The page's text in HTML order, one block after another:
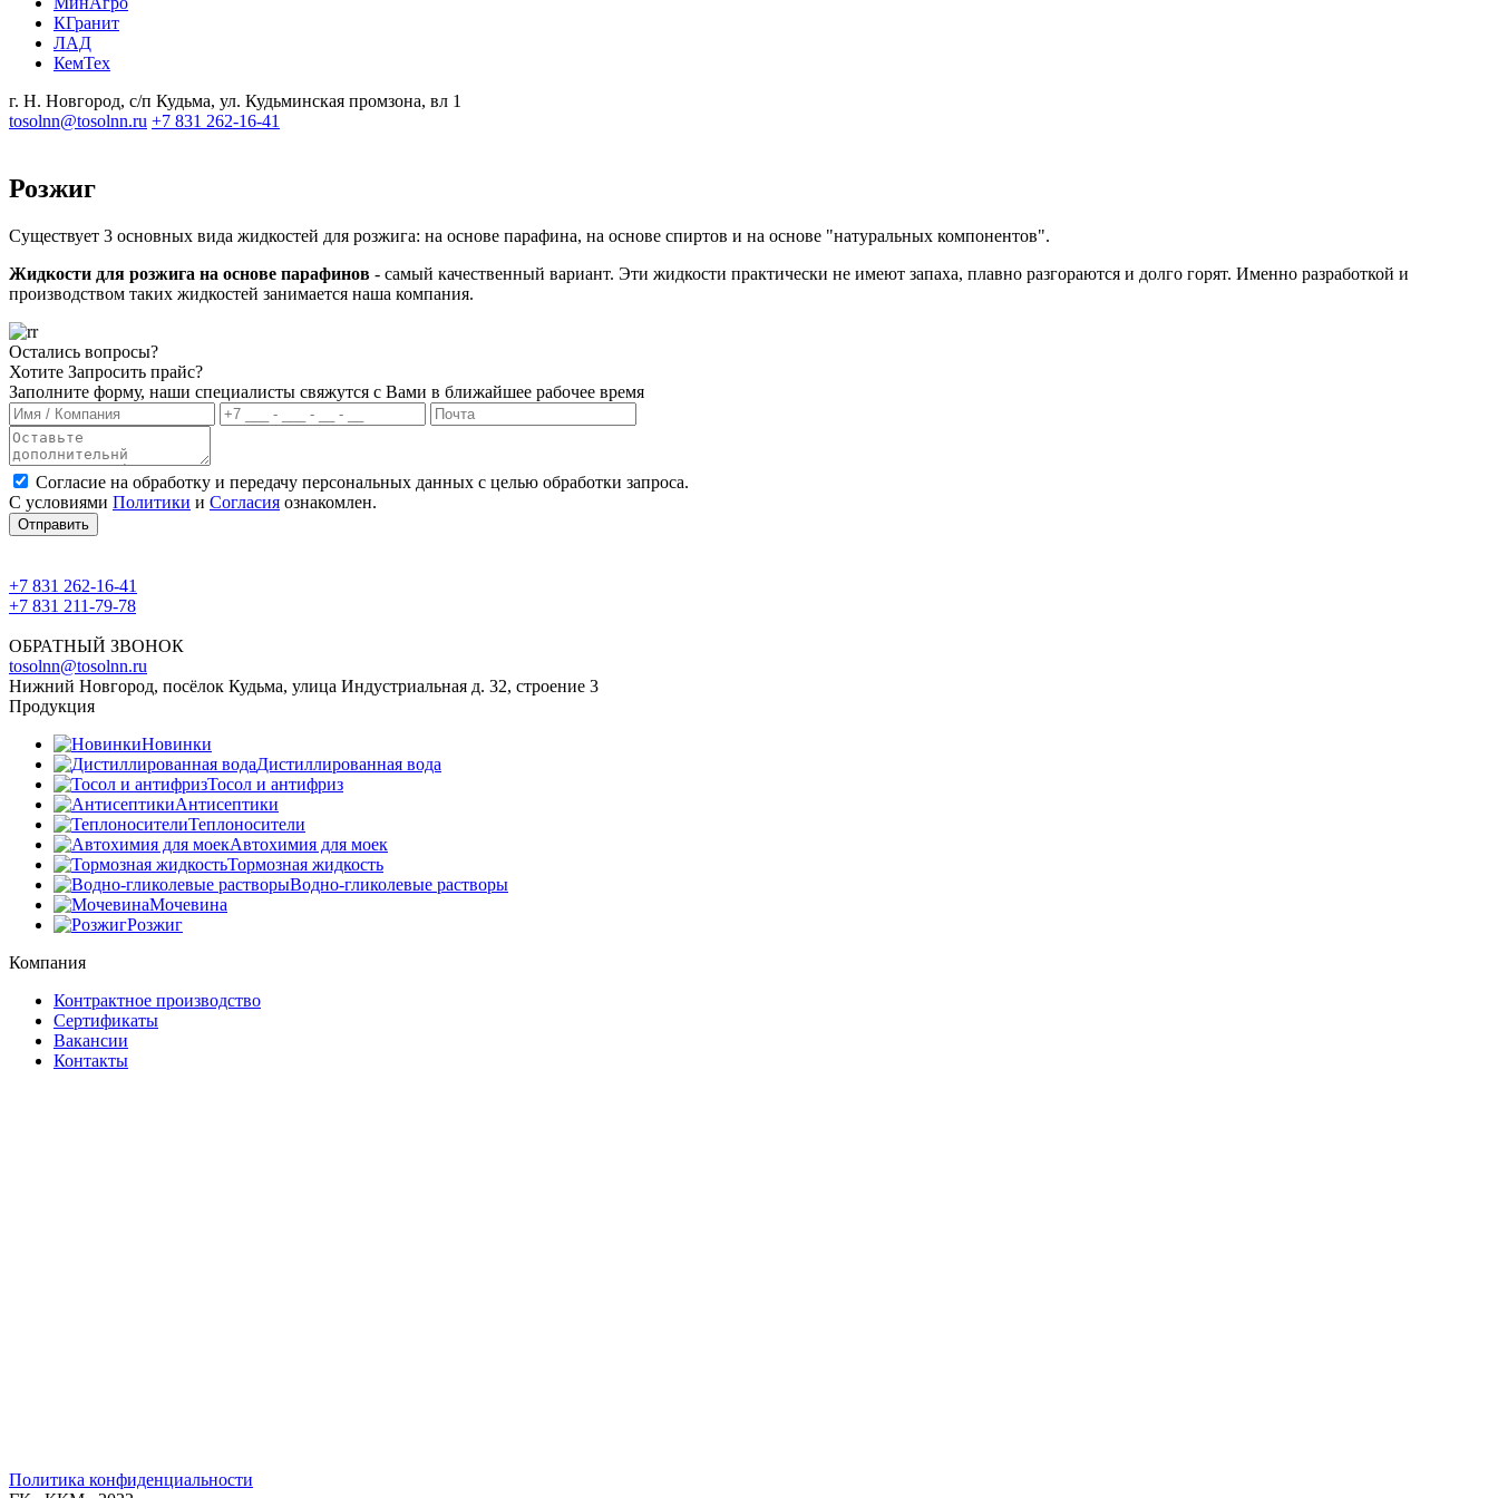
КГранит
ЛАД
КемТех
г. Н. Новгород, с/п Кудьма, ул. Кудьминская промзона, вл 1
tosolnn@tosolnn.ru +7 831 262-16-41
Розжиг
Существует 3 основных вида жидкостей для розжига: на основе парафина, на основе спиртов и на основе "натуральных компонентов".
Жидкости для розжига на основе парафинов - самый качественный вариант. Эти жидкости практически не имеют запаха, плавно разгораются и долго горят. Именно разработкой и
производством таких жидкостей занимается наша компания.
Остались вопросы?
Хотите Запросить прайс?
Заполните форму, наши специалисты свяжутся с Вами в ближайшее рабочее время
Согласие на обработку и передачу персональных данных с целью обработки запроса.
С условиями Политики и Согласия ознакомлен.
Отправить
+7 831 262-16-41
+7 831 211-79-78
ОБРАТНЫЙ ЗВОНОК
tosolnn@tosolnn.ru
Нижний Новгород, посёлок Кудьма, улица Индустриальная д. 32, строение 3
Продукция
Новинки
Дистиллированная вода
Тосол и антифриз
Антисептики
Теплоносители
Автохимия для моек
Тормозная жидкость
Водно-гликолевые растворы
Мочевина
Розжиг
Компания
Контрактное производство
Сертификаты
Вакансии
Контакты
Политика конфиденциальности